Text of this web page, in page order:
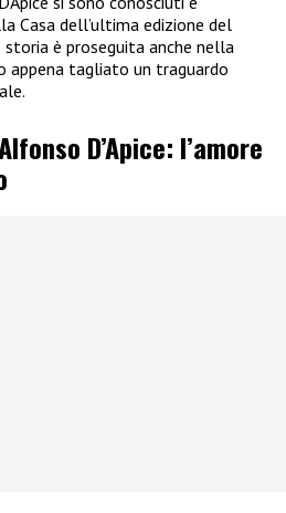
Casa dell’ultima edizione del
storia è proseguita anche nella
appena tagliato un traguardo
D’Apice: l’amore